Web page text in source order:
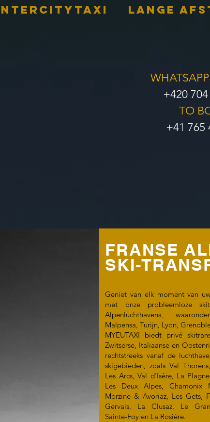
LANGE
+420
TO
+41 765
FRANSE
SKI-
Geniet van elk moment van
met onze probleemloze
Alpenluchthavens,
Malpensa, Turijn, Lyon,
MYEUTAXI biedt privé
Zwitserse, Italiaanse en
rechtstreeks vanaf de
skigebieden, zoals Val
Les Arcs, Val d’Isère, La
Les Deux Alpes, Chamonix
Morzine & Avoriaz, Les Gets,
Gervais, La Clusaz, Le
Sainte-Foy en La Rosière.